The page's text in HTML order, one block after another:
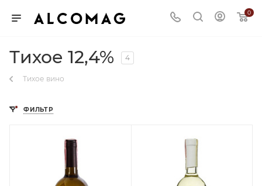
0
Тихое 12,4% 4
Тихое вино
ФИЛЬТР